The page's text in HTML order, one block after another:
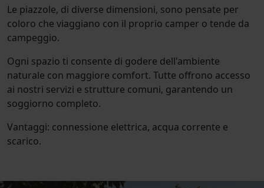
Le piazzole, di diverse dimensioni, sono pensate per
coloro che viaggiano con il proprio camper o tende da
campeggio.
Ogni spazio ti consente di godere dell'ambiente
naturale con maggiore comfort. Tutte offrono accesso
ai nostri servizi e strutture comuni, garantendo un
soggiorno completo.
Vantaggi: connessione elettrica, acqua corrente e
scarico.